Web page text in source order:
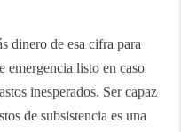
dinero de esa cifra para
emergencia listo en caso
inesperados. Ser capaz
de subsistencia es una